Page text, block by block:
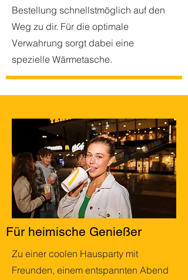
Bestellung schnellstmöglich auf den
Weg zu dir. Für die optimale
Verwahrung sorgt dabei eine
spezielle Wärmetasche.
Für heimische Genießer
Zu einer coolen Hausparty mit
Freunden, einem entspannten Abend